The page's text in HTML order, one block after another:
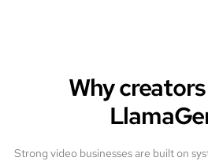
Why
Strong video businesses are built on